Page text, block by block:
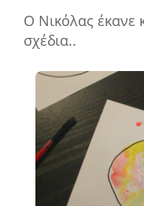
Ο Νικόλας έκανε
σχέδια..